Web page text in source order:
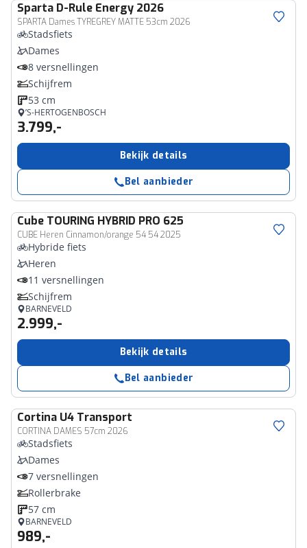
Sparta D-Rule Energy 2026
SPARTA Dames TYREGREY MATTE 53cm 2026
Stadsfiets
Dames
8 versnellingen
Schijfrem
53 cm
’S-HERTOGENBOSCH
3.799,-
Bekijk details
Bel aanbieder
Cube TOURING HYBRID PRO 625
CUBE Heren Cinnamon/orange 54 54 2025
Hybride fiets
Heren
11 versnellingen
Schijfrem
BARNEVELD
2.999,-
Bekijk details
Bel aanbieder
Cortina U4 Transport
CORTINA DAMES 57cm 2026
Stadsfiets
Dames
7 versnellingen
Rollerbrake
57 cm
BARNEVELD
989,-